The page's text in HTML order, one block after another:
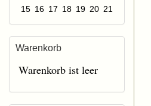
15 16 17 18 19 20 21
Warenkorb
Warenkorb ist leer